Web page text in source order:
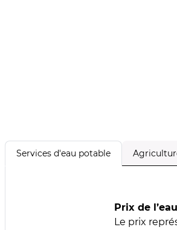
Services d'eau potable
Prix de l’eau
Le prix